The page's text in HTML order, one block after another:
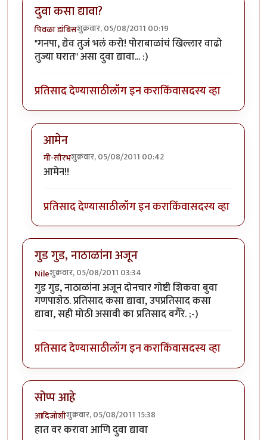
दुवा कसा द्यावा?
पिवळा डांबिसशुक्रवार, 05/08/2011 00:19
"गनपा, द्येव तुजं भलं करो! पोराबाळांचं खिल्लार वाढो
तुज्या घरात" असा दुवा द्यावा... :)
प्रतिसाद देण्यासाठीलॉग इन कराकिंवासदस्य व्हा
आमेन
मी-सौरभशुक्रवार, 05/08/2011 00:42
In reply to
आमेन!!
प्रतिसाद देण्यासाठीलॉग इन कराकिंवासदस्य व्हा
गुड गुड, नाठाळांना अजून
Nileशुक्रवार, 05/08/2011 03:34
गुड गुड, नाठाळांना अजून दोनचार गोष्टी शिकवा बुवा
गणपाशेठ. प्रतिसाद कसा द्यावा, उपप्रतिसाद कसा
द्यावा, सही मोठी असावी का प्रतिसाद वगैरे. ;-)
प्रतिसाद देण्यासाठीलॉग इन कराकिंवासदस्य व्हा
सोप्प आहे
आदिजोशीशुक्रवार, 05/08/2011 15:38
हात वर करावा आणि दुवा द्यावा